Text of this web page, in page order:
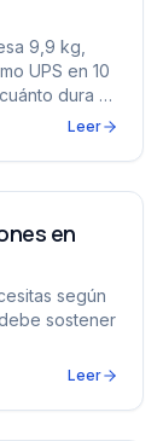
9,9 kg,
UPS en 10
dura y
Leer
casa: guía
en
según
sostener
Leer